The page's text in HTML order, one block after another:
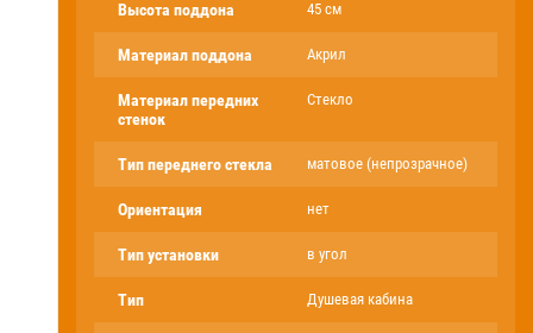
Высота поддона 45 см
Материал поддона Акрил
Материал передних
стенок
Стекло
Тип переднего стекла матовое (непрозрачное)
Ориентация нет
Тип установки в угол
Тип Душевая кабина